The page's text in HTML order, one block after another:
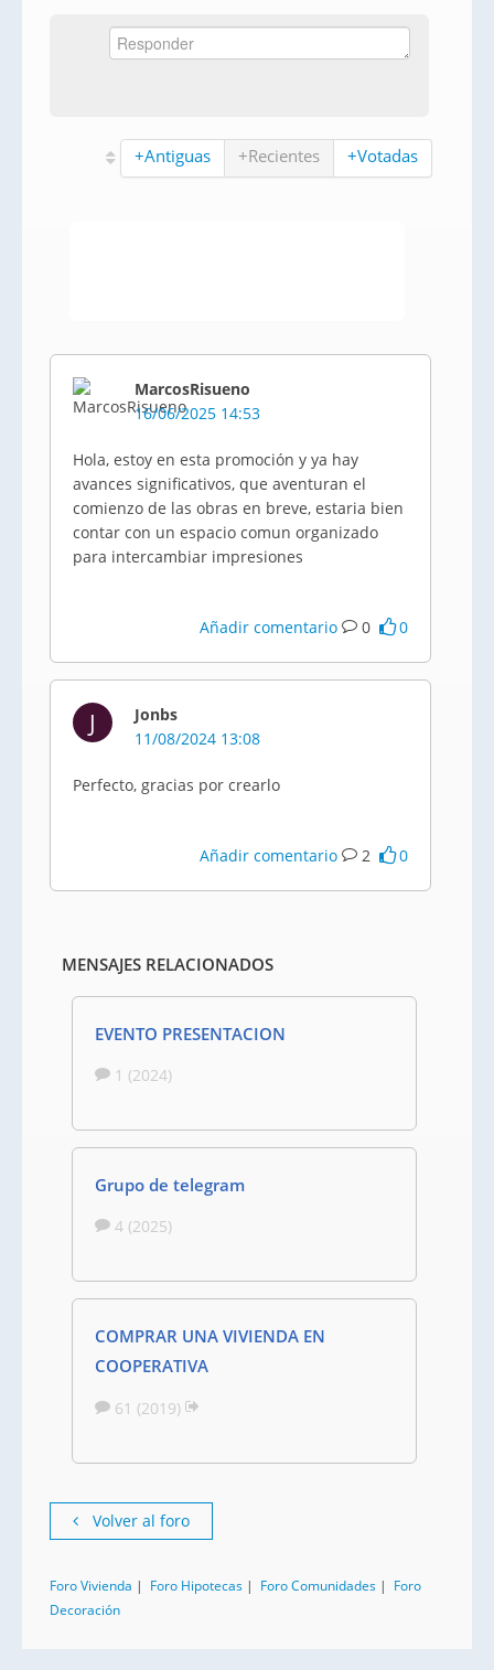
+Antiguas +Recientes +Votadas
MarcosRisueno
16/06/2025 14:53
Hola, estoy en esta promoción y ya hay
avances significativos, que aventuran el
comienzo de las obras en breve, estaria bien
contar con un espacio comun organizado
para intercambiar impresiones
Añadir comentario 0 0
J
Jonbs
11/08/2024 13:08
Perfecto, gracias por crearlo
Añadir comentario 2 0
MENSAJES RELACIONADOS
EVENTO PRESENTACION
1 (2024)
Grupo de telegram
4 (2025)
COMPRAR UNA VIVIENDA EN
COOPERATIVA
61 (2019)
Volver al foro
Foro Vivienda | Foro Hipotecas | Foro Comunidades | Foro
Decoración